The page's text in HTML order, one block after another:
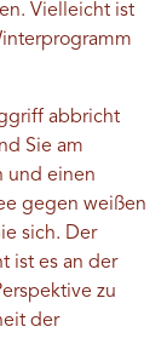
Vielleicht ist
abbricht
Sie am
und einen
gegen weißen
sich. Der
ist es an der
zu
der